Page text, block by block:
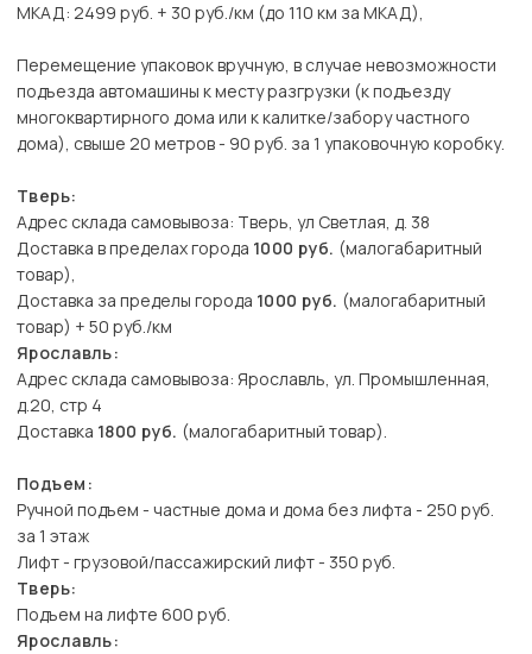
МКАД: 2499 руб. + 30 руб./км (до 110 км за МКАД),
Перемещение упаковок вручную, в случае невозможности
подъезда автомашины к месту разгрузки (к подъезду
многоквартирного дома или к калитке/забору частного
дома), свыше 20 метров - 90 руб. за 1 упаковочную коробку.
Тверь:
Адрес склада самовывоза: Тверь, ул Светлая, д. 38
Доставка в пределах города 1000 руб. (малогабаритный
товар),
Доставка за пределы города 1000 руб. (малогабаритный
товар) + 50 руб./км
Ярославль:
Адрес склада самовывоза: Ярославль, ул. Промышленная,
д.20, стр 4
Доставка 1800 руб. (малогабаритный товар).
Подъем:
Ручной подъем - частные дома и дома без лифта - 250 руб.
за 1 этаж
Лифт - грузовой/пассажирский лифт - 350 руб.
Тверь:
Подъем на лифте 600 руб.
Ярославль: